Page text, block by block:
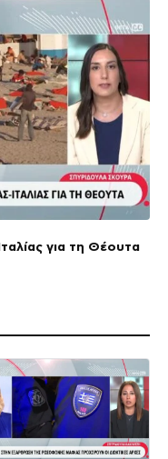
για τη Θέουτα